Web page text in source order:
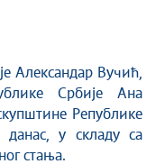
Александар Вучић,
Србије Ана
Републике
данас, у складу са
стања.